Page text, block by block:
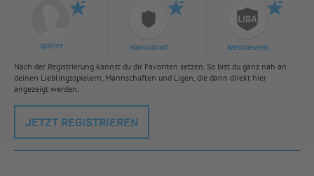
Spieler Mannschaft Wettbewerb
Nach der Registrierung kannst du dir Favoriten setzen. So bist du ganz nah an
deinen Lieblingsspielern, Mannschaften und Ligen, die dann direkt hier
angezeigt werden.
JETZT REGISTRIEREN